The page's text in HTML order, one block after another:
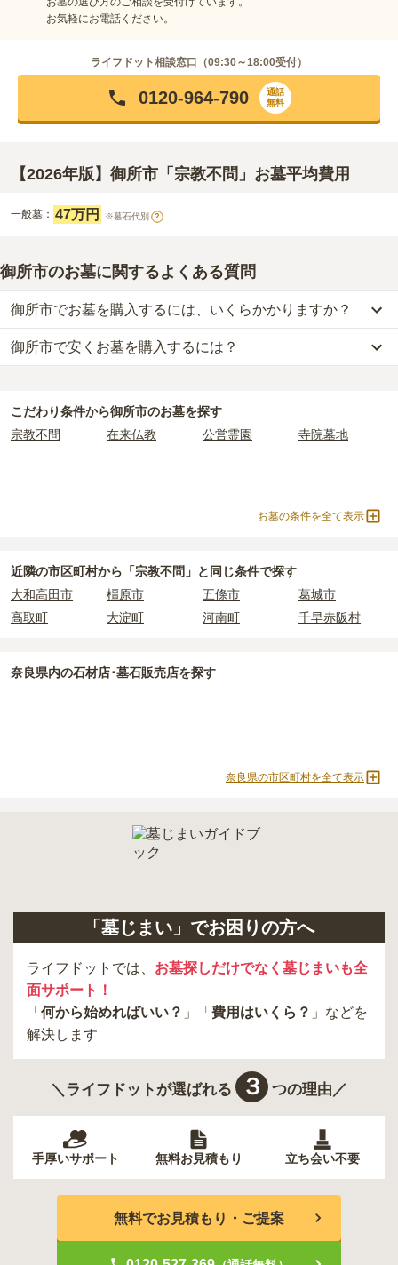
お気軽にお電話ください。
ライフドット相談窓口（09:30～18:00受付）
0120-964-790
通話
無料
【2026年版】御所市「宗教不問」お墓平均費用
一般墓： 47万円 ※墓石代別 ?
御所市のお墓に関するよくある質問
御所市でお墓を購入するには、いくらかかりますか？
御所市での購入費用の目安は、一般墓が約187万円
一般墓を建てる場合は、「永代使用料（土地代）」と「墓石代」の
御所市 の一般墓の永代使用料の平均は
平均 145.7万円
です。いずれも区画の広さや墓石の大きさ・素材に
すお布施、会食などの費用がかかります。
：お墓の管理費。契約後、毎年発生するケースがあり
ます。
現地見学では、担当者に「提示金額以外にかかる費用はないか」を
御所市で安くお墓を購入するには？
石代別)からお求めいただけます。
する「合祀墓（ごうしぼ）」
と呼ばれるタイプです。個別のお墓に
お墓を探すのがおすすめです。
こだわり条件から御所市のお墓を探す
宗教不問
在来仏教 公営霊園 寺院墓地
お墓の条件を全て表示
近隣の市区町村から 「宗教不問」と 同じ条件で探す
大和高田市
橿原市 五條市
葛城市
高取町
大淀町 河南町 千早赤阪村
奈良県内の石材店･墓石販売店を探す
奈良県の市区町村を全て表示
「墓じまい」でお困りの方へ
ライフドットでは、 お墓探しだけでなく墓じまいも全
面サポート！
「 何から始めればいい？ 」「 費用はいくら？ 」などを
解決します
＼ライフドットが選ばれる ３ つの理由／
手厚いサポート 無料お見積もり 立ち会い不要
無料でお見積もり・ご提案